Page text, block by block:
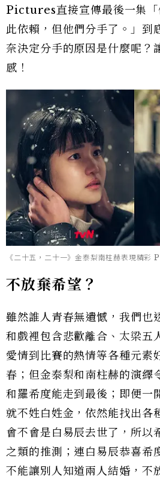
Pictures直接宣傳最後一集「
此依賴，但他們分手了。」到
奈決定分手的原因是什麼呢？
感！
《二十五，二十一》金泰梨南柱赫表現精
不放棄希望？
雖然誰人青春無遺憾，我們也
和戲裡包含悲歡離合、太梁五
愛情到比賽的熱情等各種元素
春；但金泰梨和南柱赫的演繹
和羅希度能走到最後；即便一
就不姓白姓金，依然能找出各
會不會是白易辰去世了，所以
之類的推測；連白易辰恭喜希
不能讓別人知道兩人結婚，不